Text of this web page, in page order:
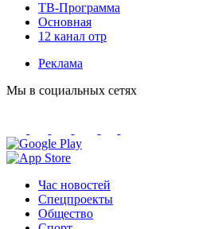
ТВ-Программа
Основная
12 канал отр
Реклама
Мы в социальных сетях
Час новостей
Спецпроекты
Общество